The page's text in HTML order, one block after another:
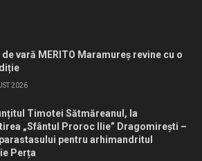
vară MERITO Maramureș revine cu o
2026
Timotei Sătmăreanul, la
„Sfântul Proroc Ilie” Dragomirești –
pentru arhimandritul
Perța